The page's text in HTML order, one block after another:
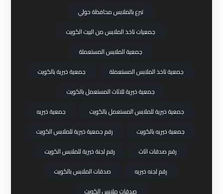
تبرع بالملابس محافظة حولي
جمعيات تاخذ الملابس من البيت الكويت
جمعية الملابس المستعملة
جمعية تاخذ الملابس المستعملة
جمعية خيرية بالكويت
جمعية خيرية للاثاث المستعمل بالكويت
جمعية خيرية للملابس المستعمل بالكويت
جمعية خيريه
جمعية خيريه بالكويت
رقم جمعية خيرية للملابس الكويت
رقم صدقات اثاث
رقم لجنة خيرية للملابس الكويت
رقم لجنه خيريه
صدقات الملابس بالكويت
صدقات ملابس الكويت